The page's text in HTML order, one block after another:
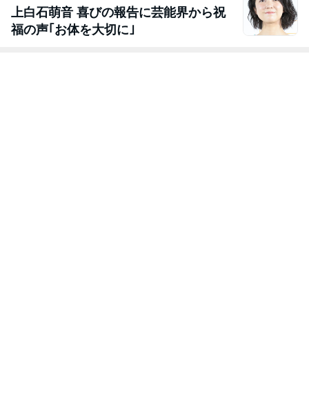
上白石萌音 喜びの報告に芸能界から祝
福の声｢お体を大切に｣